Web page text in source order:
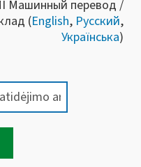
Машинный перевод /
(English, Русский,
Українська)